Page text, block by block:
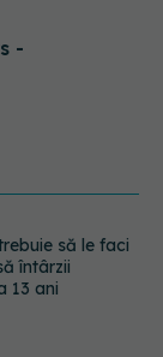
-
demontează